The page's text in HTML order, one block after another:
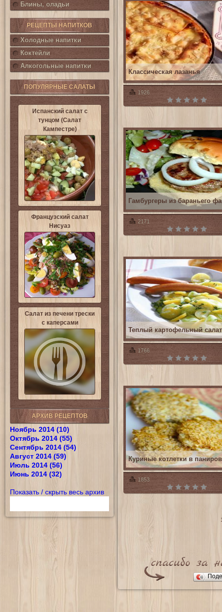
Блины, оладьи
РЕЦЕПТЫ НАПИТКОВ
Холодные напитки
Коктейли
Алкогольные напитки
ПОПУЛЯРНЫЕ САЛАТЫ
Испанский салат с
тунцом (Салат
Кампестре)
Французский салат
Нисуаз
Салат из печени трески
с каперсами
АРХИВ РЕЦЕПТОВ
Ноябрь 2014 (10)
Октябрь 2014 (55)
Сентябрь 2014 (54)
Август 2014 (59)
Июль 2014 (56)
Июнь 2014 (32)
Показать / скрыть весь архив
1926
Классическая лазанья
2171
Гамбургеры из бараньего
1766
Теплый картофельный
1853
Куриные котлетки в